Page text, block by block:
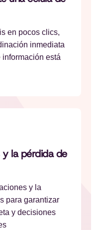
en pocos clics,
inmediata
está
la pérdida de
y la
para garantizar
y decisiones